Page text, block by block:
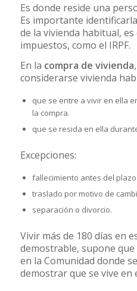
Es donde reside una
Es importante
de la vivienda habitual,
impuestos, como el IRPF.
En la compra de vivienda
considerarse vivienda
que se entre a vivir en ella
la compra.
que se resida en ella
Excepciones:
fallecimiento antes del
traslado por motivo de
separación o divorcio.
Vivir más de 180 días en
demostrable, supone
en la Comunidad donde
demostrar que se vive en